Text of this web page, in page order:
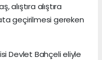
alıştıra alıştıra
geçirilmesi gereken
Devlet Bahçeli eliyle